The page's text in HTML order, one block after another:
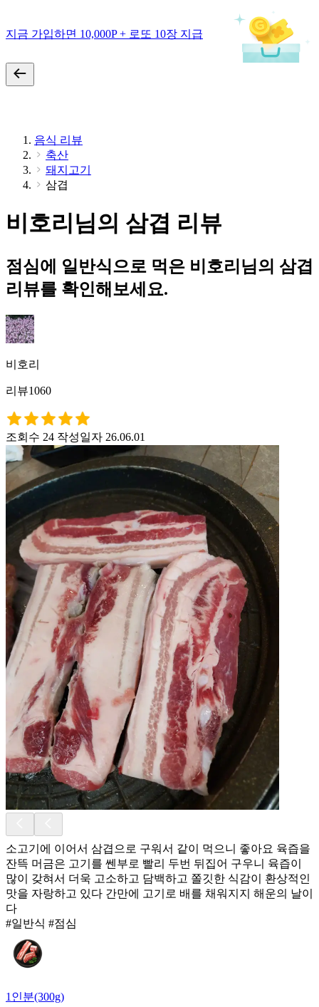
지금 가입하면 10,000P + 로또 10장 지급
음식 리뷰
축산
돼지고기
삼겹
비호리님의 삼겹 리뷰
점심에 일반식으로 먹은 비호리님의 삼겹
리뷰를 확인해보세요.
비호리
리뷰1060
조회수 24 작성일자 26.06.01
소고기에 이어서 삼겹으로 구워서 같이 먹으니 좋아요 육즙을
잔뜩 머금은 고기를 쎈부로 빨리 두번 뒤집어 구우니 육즙이
많이 갖혀서 더욱 고소하고 담백하고 쫄깃한 식감이 환상적인
맛을 자랑하고 있다 간만에 고기로 배를 채워지지 해운의 날이
다
#일반식 #점심
1인분(300g)